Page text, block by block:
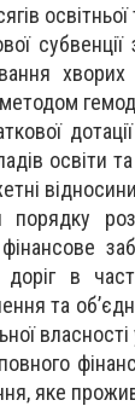
освіти
порядку
доріг в
та
яке